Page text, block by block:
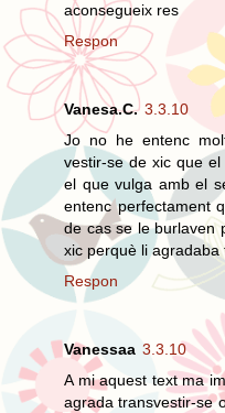
aconsegueix res
Respon
Vanesa.C. 3.3.10
Jo no he entenc
vestir-se de xic que
el que vulga amb el
entenc perfectament
de cas se le burlaven
xic perquè li
Respon
Vanessaa 3.3.10
A mi aquest text ma
agrada transvestir-se